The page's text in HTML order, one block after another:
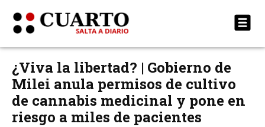
¿Viva la libertad? | Gobierno de
Milei anula permisos de cultivo
de cannabis medicinal y pone en
riesgo a miles de pacientes